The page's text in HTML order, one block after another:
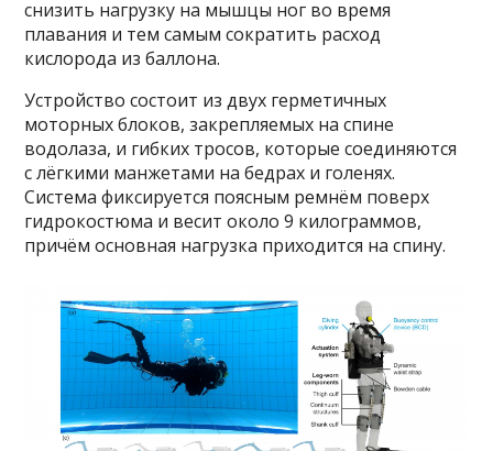
снизить нагрузку на мышцы ног во время
плавания и тем самым сократить расход
кислорода из баллона.
Устройство состоит из двух герметичных
моторных блоков, закрепляемых на спине
водолаза, и гибких тросов, которые соединяются
с лёгкими манжетами на бедрах и голенях.
Система фиксируется поясным ремнём поверх
гидрокостюма и весит около 9 килограммов,
причём основная нагрузка приходится на спину.